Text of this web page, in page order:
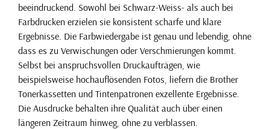
beeindruckend. Sowohl bei Schwarz-Weiss- als auch bei
Farbdrucken erzielen sie konsistent scharfe und klare
Ergebnisse. Die Farbwiedergabe ist genau und lebendig, ohne
dass es zu Verwischungen oder Verschmierungen kommt.
Selbst bei anspruchsvollen Druckaufträgen, wie
beispielsweise hochauflösenden Fotos, liefern die Brother
Tonerkassetten und Tintenpatronen exzellente Ergebnisse.
Die Ausdrucke behalten ihre Qualität auch über einen
längeren Zeitraum hinweg, ohne zu verblassen.